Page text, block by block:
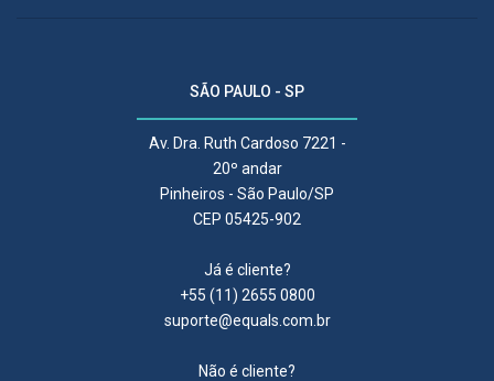
SÃO PAULO - SP
Av. Dra. Ruth Cardoso 7221 -
20º andar
Pinheiros - São Paulo/SP
CEP 05425-902
Já é cliente?
+55 (11) 2655 0800
suporte@equals.com.br
Não é cliente?